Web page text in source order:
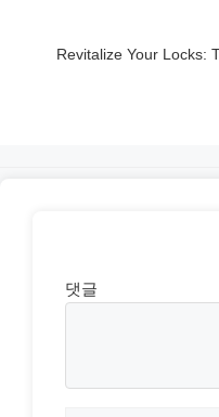
Revitalize Your Locks:
댓글